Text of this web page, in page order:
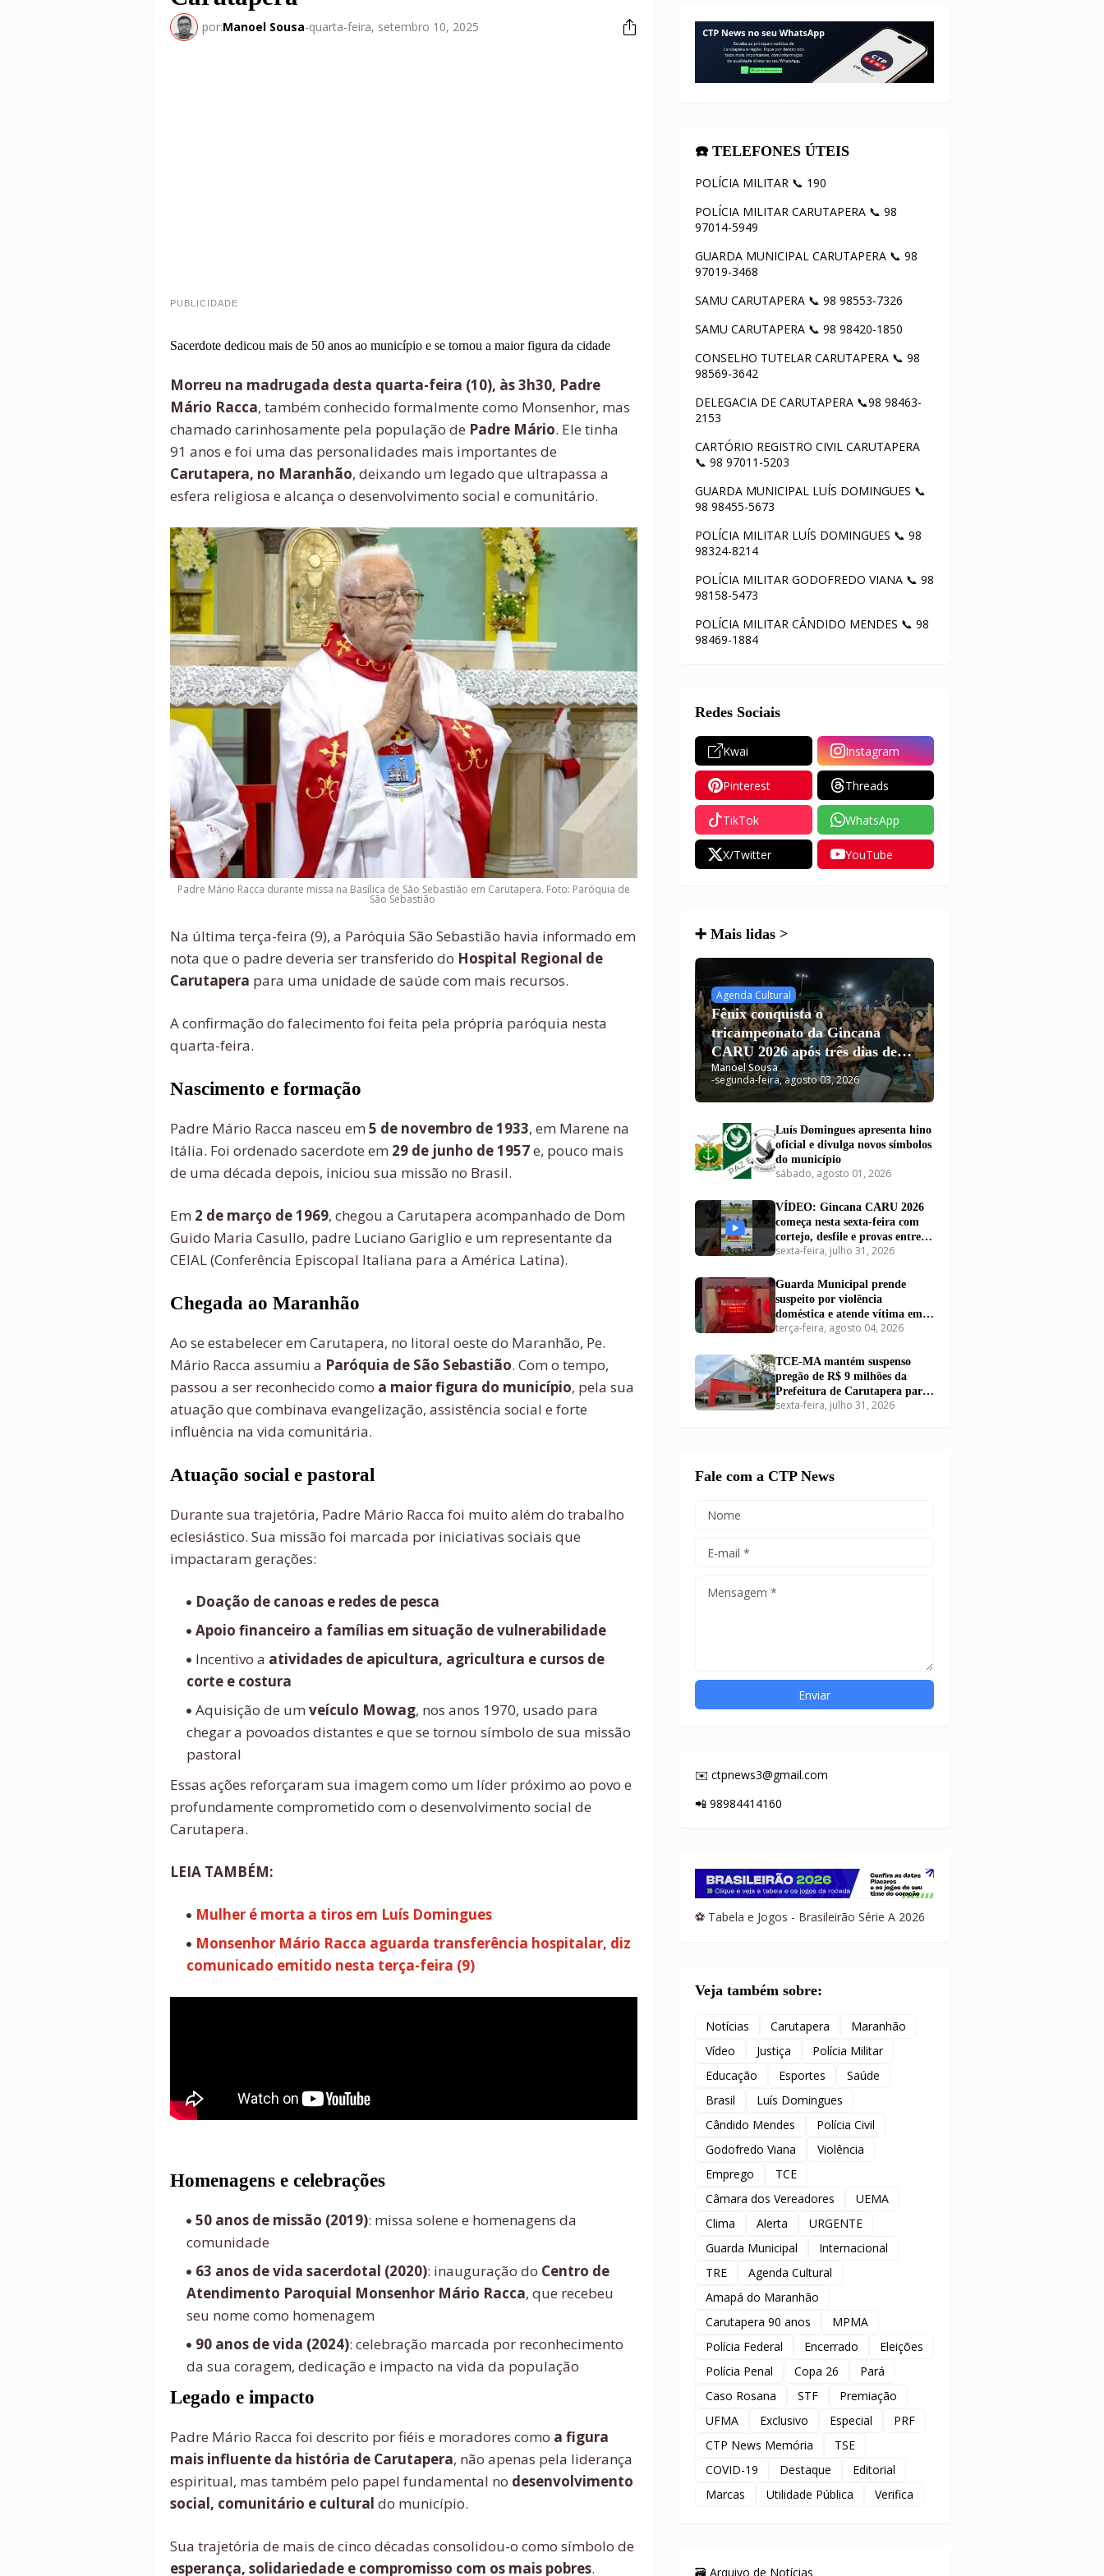
por:Manoel Sousa-quarta-feira, setembro 10, 2025
PUBLICIDADE
Sacerdote dedicou mais de 50 anos ao município e se tornou a maior figura da cidade
Morreu na madrugada desta quarta-feira (10), às 3h30, Padre
Mário Racca, também conhecido formalmente como Monsenhor, mas
chamado carinhosamente pela população de Padre Mário. Ele tinha
91 anos e foi uma das personalidades mais importantes de
Carutapera, no Maranhão, deixando um legado que ultrapassa a
esfera religiosa e alcança o desenvolvimento social e comunitário.
Padre Mário Racca durante missa na Basílica de São Sebastião em Carutapera. Foto: Paróquia de
São Sebastião
Na última terça-feira (9), a Paróquia São Sebastião havia informado em
nota que o padre deveria ser transferido do Hospital Regional de
Carutapera para uma unidade de saúde com mais recursos.
A confirmação do falecimento foi feita pela própria paróquia nesta
quarta-feira.
Nascimento e formação
Padre Mário Racca nasceu em 5 de novembro de 1933, em Marene na
Itália. Foi ordenado sacerdote em 29 de junho de1957e, pouco mais
de uma década depois, iniciou sua missão no Brasil.
Em 2 de março de 1969, chegou a Carutapera acompanhado de Dom
Guido Maria Casullo, padre Luciano Gariglio e um representante da
CEIAL (Conferência Episcopal Italiana para a América Latina).
Chegada ao Maranhão
Ao se estabelecer em Carutapera, no litoral oeste do Maranhão, Pe.
Mário Racca assumiu a Paróquia de São Sebastião. Com o tempo,
passou a ser reconhecido como a maior figura do município, pela sua
atuação que combinava evangelização, assistência social e forte
influência na vida comunitária.
Atuação social e pastoral
Durante sua trajetória, Padre Mário Racca foi muito além do trabalho
eclesiástico. Sua missão foi marcada por iniciativas sociais que
impactaram gerações:
Doação de canoas e redes de pesca
Apoio financeiro a famílias em situação de vulnerabilidade
Incentivo a atividades de apicultura, agricultura e cursos de
corte e costura
Aquisição de um veículo Mowag, nos anos 1970, usado para
chegar a povoados distantes e que se tornou símbolo de sua missão
pastoral
Essas ações reforçaram sua imagem como um líder próximo ao povo e
profundamente comprometido com o desenvolvimento social de
Carutapera.
LEIA TAMBÉM:
Mulher é morta a tiros em Luís Domingues
Monsenhor Mário Racca aguarda transferência hospitalar, diz
comunicado emitido nesta terça-feira (9)
Homenagens e celebrações
50 anos de missão (2019): missa solene e homenagens da
comunidade
63 anos de vida sacerdotal (2020): inauguração do Centro de
Atendimento Paroquial Monsenhor Mário Racca, que recebeu
seu nome como homenagem
90 anos de vida (2024): celebração marcada por reconhecimento
da sua coragem, dedicação e impacto na vida da população
Legado e impacto
Padre Mário Racca foi descrito por fiéis e moradores como a figura
mais influente da história de Carutapera, não apenas pela liderança
espiritual, mas também pelo papel fundamental no desenvolvimento
social, comunitário e cultural do município.
Sua trajetória de mais de cinco décadas consolidou-o como símbolo de
esperança, solidariedade e compromisso com os mais pobres.
☎️ TELEFONES ÚTEIS
POLÍCIA MILITAR 📞 190
POLÍCIA MILITAR CARUTAPERA 📞 98
97014-5949
GUARDA MUNICIPAL CARUTAPERA 📞 98
97019-3468
SAMU CARUTAPERA 📞 98 98553-7326
SAMU CARUTAPERA 📞 98 98420-1850
CONSELHO TUTELAR CARUTAPERA 📞 98
98569-3642
DELEGACIA DE CARUTAPERA 📞98 98463-
2153
CARTÓRIO REGISTRO CIVIL CARUTAPERA
📞 98 97011-5203
GUARDA MUNICIPAL LUÍS DOMINGUES 📞
98 98455-5673
POLÍCIA MILITAR LUÍS DOMINGUES 📞 98
98324-8214
POLÍCIA MILITAR GODOFREDO VIANA 📞 98
98158-5473
POLÍCIA MILITAR CÂNDIDO MENDES 📞 98
98469-1884
Redes Sociais
Kwai Instagram
Pinterest Threads
TikTok WhatsApp
X/Twitter YouTube
➕ Mais lidas >
Agenda Cultural
Fênix conquista o
tricampeonato da Gincana
CARU 2026 após três dias de
disputas em Carutapera
Manoel Sousa
-segunda-feira, agosto 03, 2026
Luís Domingues apresenta hino
oficial e divulga novos símbolos
do município
sábado, agosto 01, 2026
VÍDEO: Gincana CARU 2026
começa nesta sexta-feira com
cortejo, desfile e provas entre
equipes em Carutapera
sexta-feira, julho 31, 2026
Guarda Municipal prende
suspeito por violência
doméstica e atende vítima em
Carutapera
terça-feira, agosto 04, 2026
TCE-MA mantém suspenso
pregão de R$ 9 milhões da
Prefeitura de Carutapera para
compra de kits educacionais
sexta-feira, julho 31, 2026
Fale com a CTP News
✉️ ctpnews3@gmail.com
📲 98984414160
⚽ Tabela e Jogos - Brasileirão Série A 2026
Veja também sobre:
Notícias Carutapera
Maranhão
Vídeo
Justiça
Polícia Militar
Educação
Esportes
Saúde
Brasil
Luís Domingues
Cândido Mendes
Polícia Civil
Godofredo Viana
Violência
Emprego
TCE
Câmara dos Vereadores
UEMA
Clima
Alerta
URGENTE
Guarda Municipal
Internacional
TRE
Agenda Cultural
Amapá do Maranhão
Carutapera 90 anos
MPMA
Polícia Federal
Encerrado
Eleições
Polícia Penal
Copa 26
Pará
Caso Rosana
STF
Premiação
UFMA
Exclusivo Especial
PRF
CTP News Memória
TSE
COVID-19
Destaque
Editorial
Marcas
Utilidade Pública Verifica
🗃️ Arquivo de Notícias